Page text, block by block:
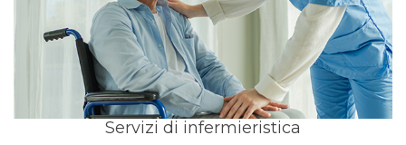
Servizi di infermieristica